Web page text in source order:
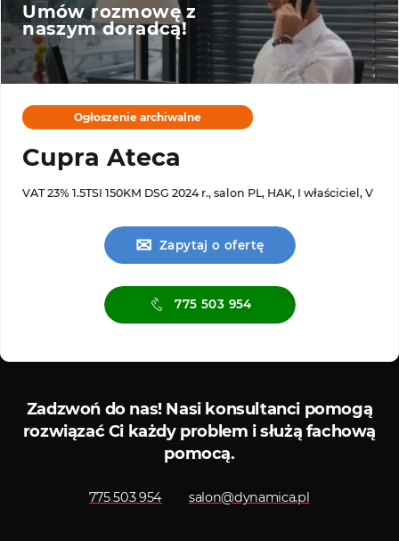
Umów rozmowę z
naszym doradcą!
Ogłoszenie archiwalne
Cupra Ateca
VAT 23% 1.5TSI 150KM DSG 2024 r., salon PL, HAK, I właściciel, V
✉ Zapytaj o ofertę
775 503 954
Zadzwoń do nas!Nasi konsultanci pomogą
rozwiązać Ci każdy problem i służą fachową
pomocą.
775 503 954 salon@dynamica.pl